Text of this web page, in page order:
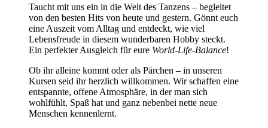
Taucht mit uns ein in die Welt des Tanzens – begleitet
von den besten Hits von heute und gestern. Gönnt euch
eine Auszeit vom Alltag und entdeckt, wie viel
Lebensfreude in diesem wunderbaren Hobby steckt.
Ein perfekter Ausgleich für eure World-Life-Balance!
Ob ihr alleine kommt oder als Pärchen – in unseren
Kursen seid ihr herzlich willkommen. Wir schaffen eine
entspannte, offene Atmosphäre, in der man sich
wohlfühlt, Spaß hat und ganz nebenbei nette neue
Menschen kennenlernt.